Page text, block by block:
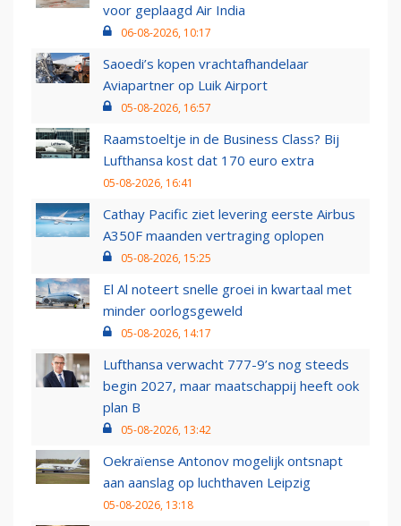
voor geplaagd Air India
06-08-2026, 10:17
Saoedi’s kopen vrachtafhandelaar
Aviapartner op Luik Airport
05-08-2026, 16:57
Raamstoeltje in de Business Class? Bij
Lufthansa kost dat 170 euro extra
05-08-2026, 16:41
Cathay Pacific ziet levering eerste Airbus
A350F maanden vertraging oplopen
05-08-2026, 15:25
El Al noteert snelle groei in kwartaal met
minder oorlogsgeweld
05-08-2026, 14:17
Lufthansa verwacht 777-9’s nog steeds
begin 2027, maar maatschappij heeft ook
plan B
05-08-2026, 13:42
Oekraïense Antonov mogelijk ontsnapt
aan aanslag op luchthaven Leipzig
05-08-2026, 13:18